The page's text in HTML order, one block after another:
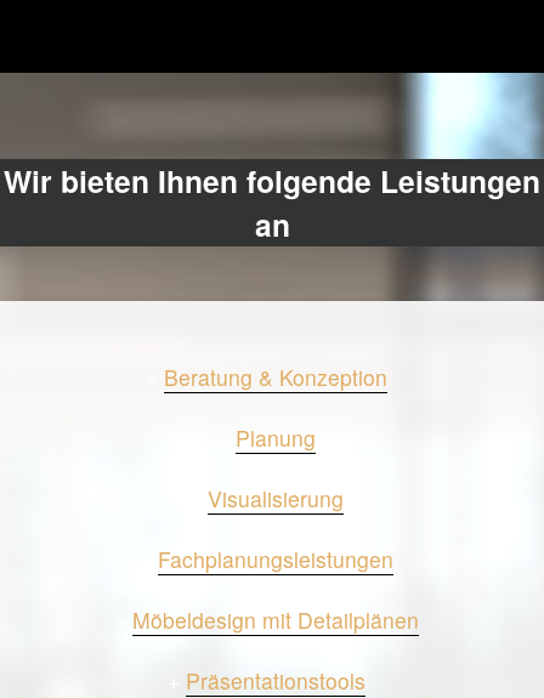
Wir bieten Ihnen folgende Leistungen
an
Beratung & Konzeption
Planung
+Visualisierung
Fachplanungsleistungen
Möbeldesign mit Detailplänen
Präsentationstools